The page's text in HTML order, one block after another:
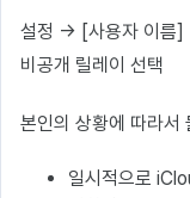
설정 → [사용자 이름]
비공개 릴레이 선택
본인의 상황에 따라서
일시적으로